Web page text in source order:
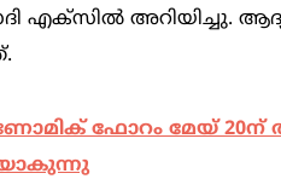
അറിയിച്ചു. ആദ്യ
ഫോറം മേയ് 20ന്